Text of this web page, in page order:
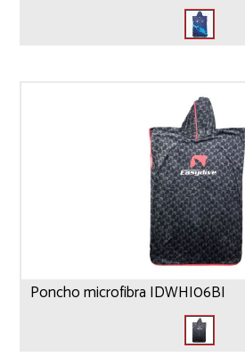
Poncho microfibra IDWHI06BI